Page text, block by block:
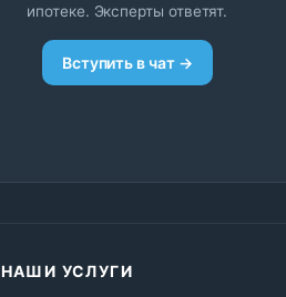
ипотеке. Эксперты ответят.
Вступить в чат →
НАШИ УСЛУГИ